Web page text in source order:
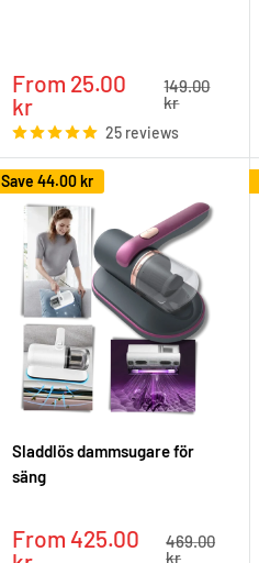
Sale
price
From 25.00
kr
Regular
price
149.00
kr
25 reviews
Save 44.00 kr
Sladdlös dammsugare för
säng
Sale
From 425.00
Regular
price
469.00
kr